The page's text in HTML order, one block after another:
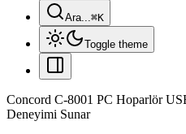
Ara...⌘K
Toggle theme
Concord C-8001 PC Hoparlör
Deneyimi Sunar